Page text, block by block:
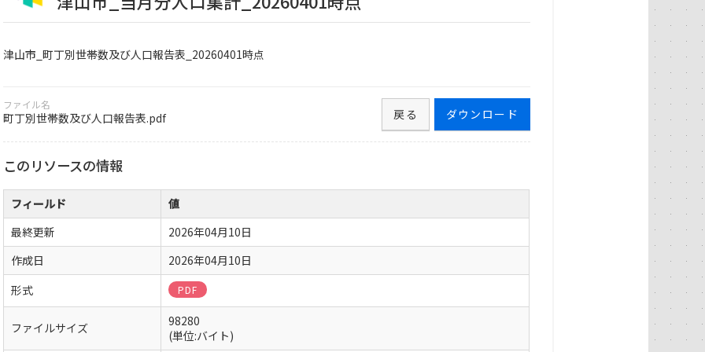
津山市_町丁別世帯数及び人口報告表_20260401時点
ファイル名
町丁別世帯数及び人口報告表.pdf ダウンロード
戻る
このリソースの情報
フィールド
値
最終更新
2026年04月10日
作成日
2026年04月10日
形式
PDF
ファイルサイズ
98280
(単位:バイト)